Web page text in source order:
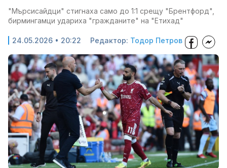
"Мърсисайдци" стигнаха само до 1:1 срещу "Брентфорд",
бирмингамци удариха "гражданите" на "Етихад"
24.05.2026 • 20:22 Редактор: Тодор Петров